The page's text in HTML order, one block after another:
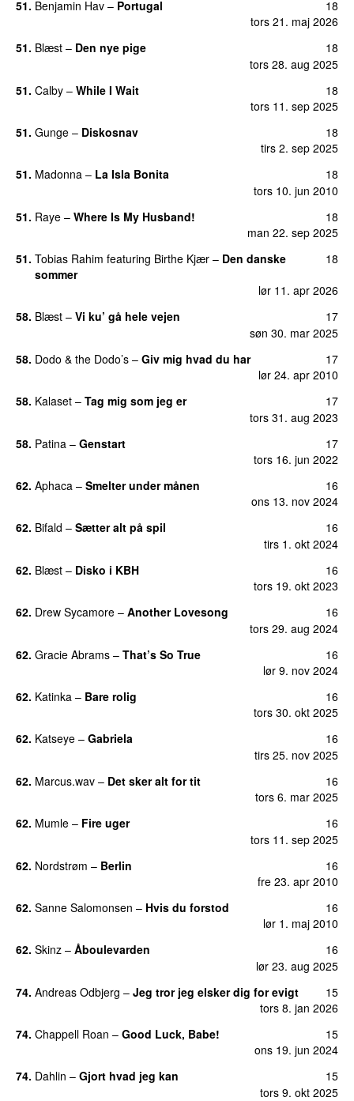
51. Benjamin Hav – Portugal
tors 21. maj 2026
18
51. Blæst – Den nye pige
tors 28. aug 2025
18
51. Calby – While I Wait
tors 11. sep 2025
18
51. Gunge – Diskosnav
tirs 2. sep 2025
18
51. Madonna – La Isla Bonita
tors 10. jun 2010
18
51. Raye – Where Is My Husband!
man 22. sep 2025
18
51. Tobias Rahim featuring Birthe Kjær – Den danske
sommer
lør 11. apr 2026
18
58. Blæst – Vi ku’ gå hele vejen
søn 30. mar 2025
17
58. Dodo & the Dodo’s – Giv mig hvad du har
lør 24. apr 2010
17
58. Kalaset – Tag mig som jeg er
tors 31. aug 2023
17
58. Patina – Genstart
tors 16. jun 2022
17
62. Aphaca – Smelter under månen
ons 13. nov 2024
16
62. Bifald – Sætter alt på spil
tirs 1. okt 2024
16
62. Blæst – Disko i KBH
tors 19. okt 2023
16
62. Drew Sycamore – Another Lovesong
tors 29. aug 2024
16
62. Gracie Abrams – That’s So True
lør 9. nov 2024
16
62. Katinka – Bare rolig
tors 30. okt 2025
16
62. Katseye – Gabriela
tirs 25. nov 2025
16
62. Marcus.wav – Det sker alt for tit
tors 6. mar 2025
16
62. Mumle – Fire uger
tors 11. sep 2025
16
62. Nordstrøm – Berlin
fre 23. apr 2010
16
62. Sanne Salomonsen – Hvis du forstod
lør 1. maj 2010
16
62. Skinz – Åboulevarden
lør 23. aug 2025
16
74. Andreas Odbjerg – Jeg tror jeg elsker dig for evigt
tors 8. jan 2026
15
74. Chappell Roan – Good Luck, Babe!
ons 19. jun 2024
15
74. Dahlin – Gjort hvad jeg kan
tors 9. okt 2025
15